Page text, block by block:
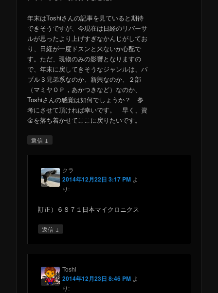
年末はToshiさんの記事を見ていると期待
できそうですが、今現在は日経のリバーサ
ルが思ったより上げすぎなかんじがしてお
り、日経が一度ドスンと来ないか心配で
す。ただ、現物のみの影響となりますの
で、年末に戻してきそうなジャンルは、バ
ブル３兄弟系なのか、新興なのか、２部
（マミヤＯＰ，あかつきなど）なのか、
Toshiさんの感覚は如何でしょうか？ 参
考にさせて頂ければ幸いです。 早く、資
金を落ち着かせてここに戻りたいです。
返信 ↓
クラ
2014年12月22日 3:17 PM よ
り:
訂正）６８７１日本マイクロニクス
返信 ↓
Toshi
2014年12月23日 8:46 PM よ
り: